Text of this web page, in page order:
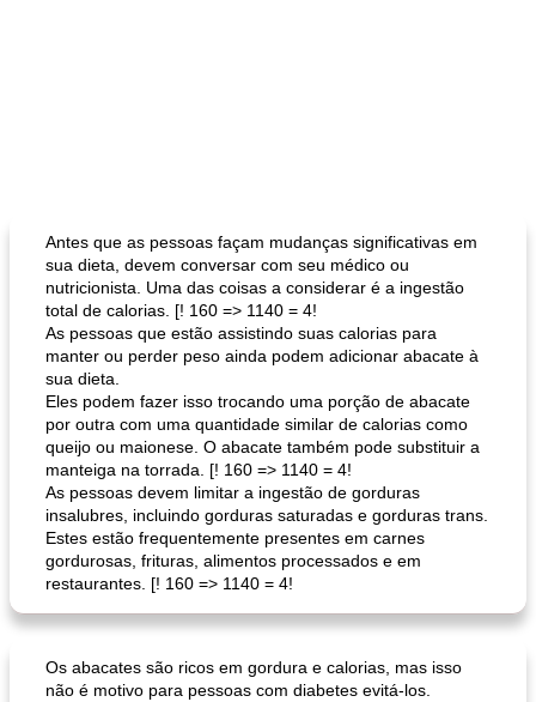
Antes que as pessoas façam mudanças significativas em
sua dieta, devem conversar com seu médico ou
nutricionista. Uma das coisas a considerar é a ingestão
total de calorias. [! 160 => 1140 = 4!
As pessoas que estão assistindo suas calorias para
manter ou perder peso ainda podem adicionar abacate à
sua dieta.
Eles podem fazer isso trocando uma porção de abacate
por outra com uma quantidade similar de calorias como
queijo ou maionese. O abacate também pode substituir a
manteiga na torrada. [! 160 => 1140 = 4!
As pessoas devem limitar a ingestão de gorduras
insalubres, incluindo gorduras saturadas e gorduras trans.
Estes estão frequentemente presentes em carnes
gordurosas, frituras, alimentos processados ​​e em
restaurantes. [! 160 => 1140 = 4!
Os abacates são ricos em gordura e calorias, mas isso
não é motivo para pessoas com diabetes evitá-los.